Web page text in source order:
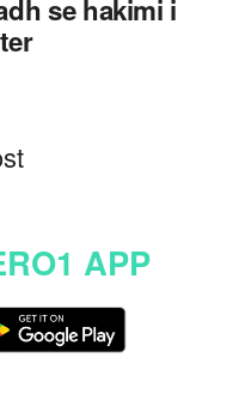
se hakimi i
APP